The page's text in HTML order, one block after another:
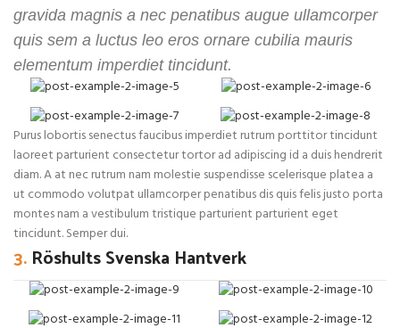
gravida magnis a nec penatibus augue ullamcorper
quis sem a luctus leo eros ornare cubilia mauris
elementum imperdiet tincidunt.
Purus lobortis senectus faucibus imperdiet rutrum porttitor tincidunt
laoreet parturient consectetur tortor ad adipiscing id a duis hendrerit
diam. A at nec rutrum nam molestie suspendisse scelerisque platea a
ut commodo volutpat ullamcorper penatibus dis quis felis justo porta
montes nam a vestibulum tristique parturient parturient eget
tincidunt. Semper dui.
3.Röshults Svenska Hantverk